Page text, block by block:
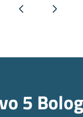
precedentePagina successiva
5